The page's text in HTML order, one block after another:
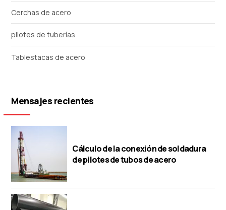
Cerchas de acero
pilotes de tuberías
Tablestacas de acero
Mensajes recientes
Cálculo de la conexión de soldadura
de pilotes de tubos de acero